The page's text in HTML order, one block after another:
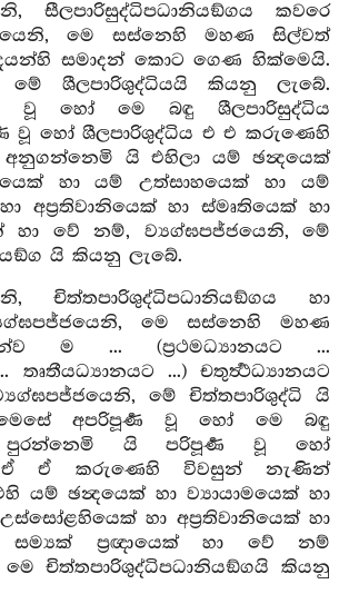
සීලපාරිසුද්ධිපධානියඞ්ගය කවරෙ
මෙ සස්නෙහි මහණ සිල්වත්
සමාදන් කොට ගෙණ හික්මෙයි.
මේ ශීලපාරිශුද්ධියයි කියනු ලැබේ.
වූ හෝ මෙ බඳු ශීලපාරිසුද්ධිය
වූ හෝ ශීලපාරිශුද්ධිය එ එ කරුණෙහි
අනුගන්නෙමි යි එහිලා යම් ඡන්‍දයෙක්
හා යම් උත්සාහයෙක් හා යම්
අප්‍රතිවානියෙක් හා ස්මෘතියෙක් හා
හා වේ නම්, ව්‍යග්ඝපජ්ජයෙනි, මේ
යි කියනු ලැබේ.
චිත්තපාරිශුද්ධිපධානියඞ්ගය හා
මෙ සස්නෙහි මහණ
ම ... (ප්‍රථමධ්‍යානයට ...
තෘතීයධ්‍යානයට ...) චතුර්‍ත්‍ථධ්‍යානයට
මේ චිත්තපාරිශුද්ධි යි
අපරිපූර්‍ණ වූ හෝ මෙ බඳු
පුරන්නෙමි යි පරිපූර්‍ණ වූ හෝ
ඒ ඒ කරුණෙහි විවසුන් නැණින්
යම් ඡන්‍දයෙක් හා ව්‍යායාමයෙක් හා
හා අප්‍රතිවානියෙක් හා
සම්‍යක් ප්‍රඥායෙක් හා වේ නම්
චිත්තපාරිශුද්ධිපධානියඞ්ගයි කියනු